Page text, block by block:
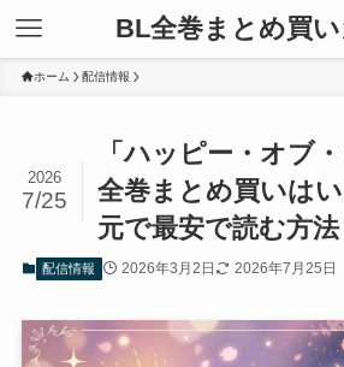
BL全巻まとめ買
ホーム 配信情報
「ハッピー・オブ
全巻まとめ買いは
元で最安で読む方法
2026
7/25
配信情報 2026年3月2日 2026年7月25日